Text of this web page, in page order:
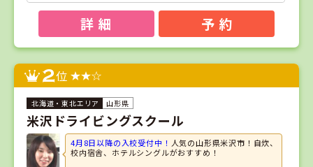
詳 細 予 約
2位
山形県
米沢ドライビングスクール
4月8日以降の入校受付中！ 人気の山形県米沢市！自炊、
校内宿舎、ホテルシングルがおすすめ！